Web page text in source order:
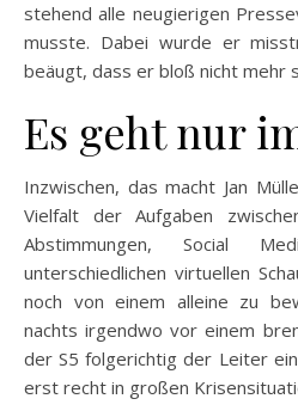
stehend alle neugierigen
musste. Dabei wurde er
beäugt, dass er bloß nicht mehr
Es geht nur
Inzwischen, das macht Jan
Vielfalt der Aufgaben
Abstimmungen, Social
unterschiedlichen virtuellen
noch von einem alleine zu
nachts irgendwo vor einem
der S5 folgerichtig der Leiter
erst recht in großen